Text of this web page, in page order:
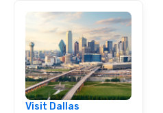
Visit Dallas